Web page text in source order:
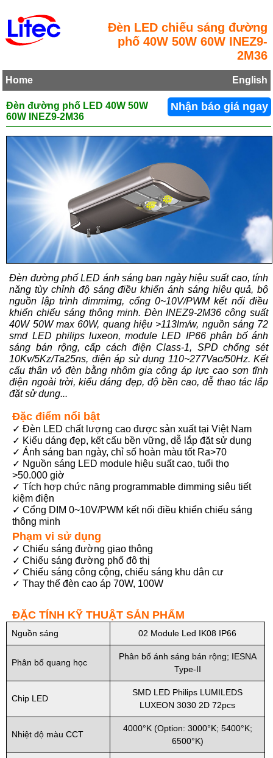
Đèn LED chiếu sáng đường
phố 40W 50W 60W INEZ9-
2M36
Home English
Nhận báo giá ngay
Đèn đường phố LED 40W 50W
60W INEZ9-2M36
Đèn đường phố LED ánh sáng ban ngày hiệu suất cao, tính
năng tùy chỉnh độ sáng điều khiển ánh sáng hiệu quả, bộ
nguồn lập trình dimmimg, cổng 0~10V/PWM kết nối điều
khiển chiếu sáng thông minh. Đèn INEZ9-2M36 công suất
40W 50W max 60W, quang hiệu >113lm/w, nguồn sáng 72
smd LED philips luxeon, module LED IP66 phân bố ánh
sáng bán rộng, cấp cách điện Class-1, SPD chống sét
10Kv/5Kz/Ta25ns, điện áp sử dụng 110~277Vac/50Hz. Kết
cấu thân vỏ đèn bằng nhôm gia công áp lực cao sơn tĩnh
điện ngoài trời, kiểu dáng đẹp, độ bền cao, dễ thao tác lắp
đặt sử dụng...
Đặc điểm nổi bật
✓ Đèn LED chất lượng cao được sản xuất tại Việt Nam
✓ Kiểu dáng đẹp, kết cấu bền vững, dễ lắp đặt sử dụng
✓ Ánh sáng ban ngày, chỉ số hoàn màu tốt Ra>70
✓ Nguồn sáng LED module hiệu suất cao, tuổi thọ
>50.000 giờ
✓ Tích hợp chức năng programmable dimming siêu tiết
kiệm điện
✓ Cổng DIM 0~10V/PWM kết nối điều khiển chiếu sáng
thông minh
Phạm vi sử dụng
✓ Chiếu sáng đường giao thông
✓ Chiếu sáng đường phố đô thị
✓ Chiếu sáng công cộng, chiếu sáng khu dân cư
✓ Thay thế đèn cao áp 70W, 100W
ĐẶC TÍNH KỸ THUẬT SẢN PHẨM
Nguồn sáng 02 Module Led IK08 IP66
Phân bố quang học
Phân bố ánh sáng bán rộng; IESNA
Type-II
Chip LED
SMD LED Philips LUMILEDS
LUXEON 3030 2D 72pcs
Nhiệt độ màu CCT
4000°K (Option: 3000°K; 5400°K;
6500°K)